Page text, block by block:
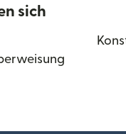
sich